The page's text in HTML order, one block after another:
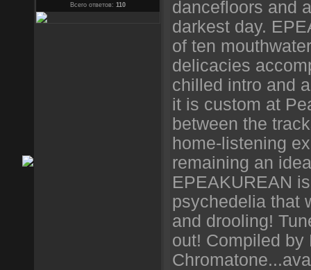
Всего ответов: 110
dancefloors and
darkest day.
of ten
delicacies
chilled intro and
it is custom at
between the
home-listening
remaining an
EPEAKUREAN
psychedelia that
and drooling!
out! Compiled by